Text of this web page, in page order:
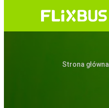
Strona główna